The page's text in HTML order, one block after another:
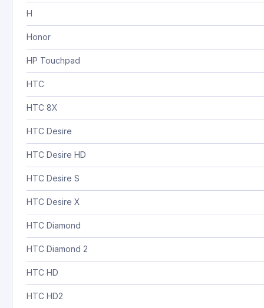
H
Honor
HP Touchpad
HTC
HTC 8X
HTC Desire
HTC Desire HD
HTC Desire S
HTC Desire X
HTC Diamond
HTC Diamond 2
HTC HD
HTC HD2